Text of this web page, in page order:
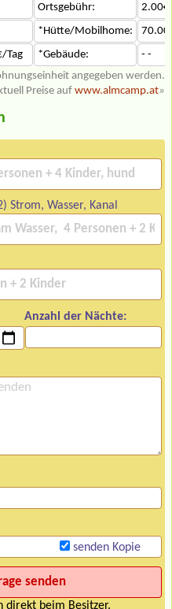
Ortsgebühr:
*Hütte/Mobilhome:
Tag *Gebäude:
- -
angegeben werden.
Preise aufwww.almcamp.at»
Strom, Wasser, Kanal
Anzahl der Nächte:
senden Kopie
direkt beim Besitzer.